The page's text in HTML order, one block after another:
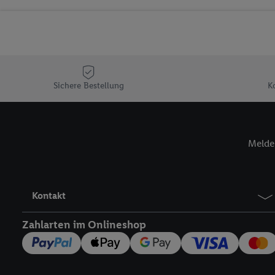
Sichere Bestellung
Kontakt
Zahlarten im Onlineshop
Sofern Sie hier Ihre
Plus-Konto einloggen,
zu erstellen (die
können, um Sie in
Hierzu wird von uns
Zudem erlauben Sie
den Lidl-Diensten
Wenn das der Fall ist,
Kundenkonto-
Insbesondere können
Nutzung der Utiq-
widerrufen - jederzeit
Telekommunikations-